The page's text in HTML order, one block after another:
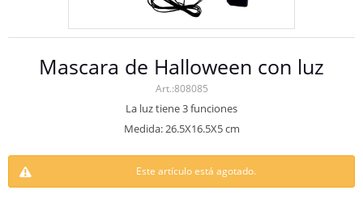
Mascara de Halloween con luz
808085
La luz tiene 3 funciones
Medida: 26.5X16.5X5 cm
Este artículo está agotado.